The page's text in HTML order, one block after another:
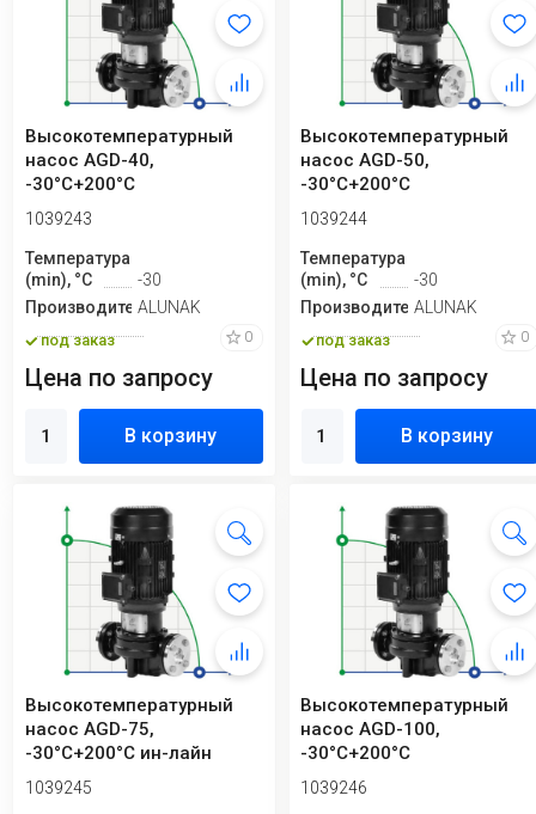
Высокотемпературный
насос AGD-40,
-30°C+200°C
вертикальный
1039243
Температура
(min), °C
-30
ПроизводительALUNAK
под заказ 0
Цена по запросу
В корзину
Высокотемпературный
насос AGD-50,
-30°C+200°C
1039244
Температура
(min), °C
-30
ПроизводительALUNAK
под заказ 0
Цена по запросу
В корзину
Высокотемпературный
насос AGD-75,
-30°C+200°C ин-лайн
1039245
Высокотемпературный
насос AGD-100,
-30°C+200°C
вертикальный
1039246